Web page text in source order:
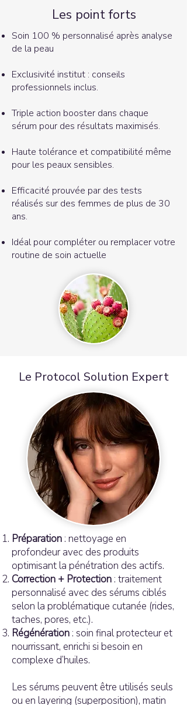
Les point forts
Soin 100 % personnalisé après analyse
de la peau
Exclusivité institut : conseils
professionnels inclus.
Triple action booster dans chaque
sérum pour des résultats maximisés.
Haute tolérance et compatibilité même
pour les peaux sensibles.
Efficacité prouvée par des tests
réalisés sur des femmes de plus de 30
ans.
Idéal pour compléter ou remplacer votre
routine de soin actuelle
Le Protocol Solution Expert
Préparation: nettoyage en
profondeur avec des produits
optimisant la pénétration des actifs.
Correction + Protection: traitement
personnalisé avec des sérums ciblés
selon la problématique cutanée (rides,
taches, pores, etc.).
Régénération: soin final protecteur et
nourrissant, enrichi si besoin en
complexe d’huiles.
Les sérums peuvent être utilisés seuls
ou en layering (superposition), matin